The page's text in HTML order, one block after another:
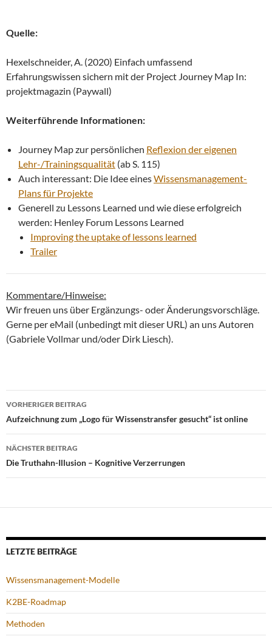
Quelle:
Hexelschneider, A. (2020) Einfach umfassend
Erfahrungswissen sichern mit der Project Journey Map In:
projektmagazin (Paywall)
Weiterführende Informationen:
Journey Map zur persönlichen Reflexion der eigenen
Lehr-/Trainingsqualität (ab S. 115)
Auch interessant: Die Idee einesWissensmanagement-
Plans für Projekte
Generell zu Lessons Learned und wie diese erfolgreich
werden: Henley Forum Lessons Learned
Improving the uptake of lessons learned
Trailer
Kommentare/Hinweise:
Wir freuen uns über Ergänzungs- oder Änderungsvorschläge.
Gerne per eMail (unbedingt mit dieser URL) an uns Autoren
(Gabriele Vollmar und/oder Dirk Liesch).
Beitragsnavigation
VORHERIGER BEITRAG
Aufzeichnung zum „Logo für Wissenstransfer gesucht“ ist online
NÄCHSTER BEITRAG
Die Truthahn-Illusion – Kognitive Verzerrungen
LETZTE BEITRÄGE
Wissensmanagement-Modelle
K2BE-Roadmap
Methoden